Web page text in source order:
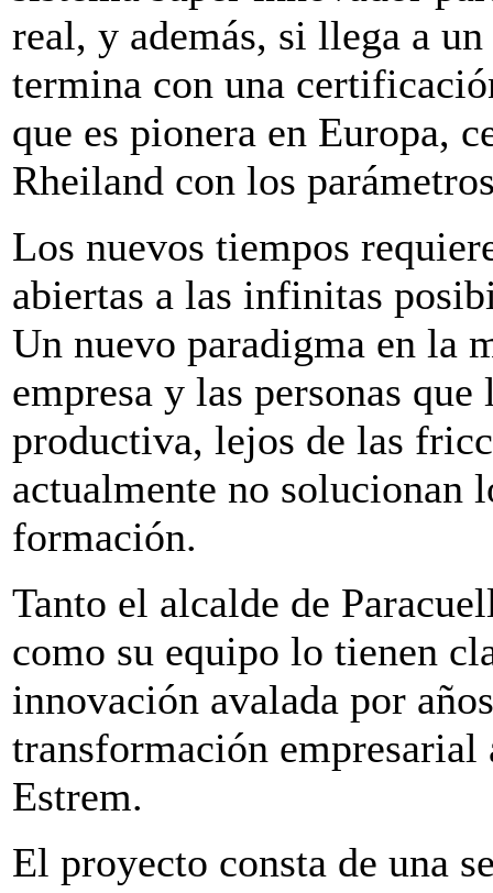
real, y además, si llega a
termina con una
que es pionera en Europa,
Rheiland con los
Los nuevos tiempos
abiertas a las infinitas
Un nuevo paradigma en la
empresa y las personas
productiva, lejos de las
actualmente no solucionan
formación.
Tanto el alcalde de
como su equipo lo tienen
innovación avalada por
transformación
Estrem.
El proyecto consta de una